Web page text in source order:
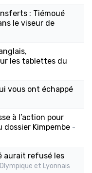
: Tiémoué
le viseur de
les tablettes du
vous ont échappé
à l’action pour
dossier Kimpembe -
aurait refusé les
et Lyonnais